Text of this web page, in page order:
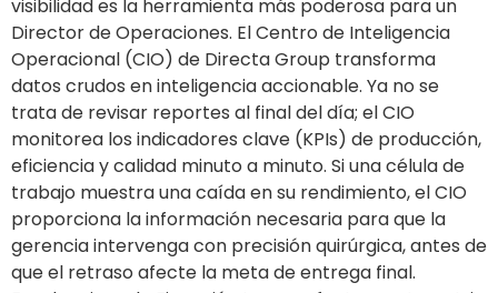
visibilidad es la herramienta más poderosa para un
Director de Operaciones. El Centro de Inteligencia
Operacional (CIO) de Directa Group transforma
datos crudos en inteligencia accionable. Ya no se
trata de revisar reportes al final del día; el CIO
monitorea los indicadores clave (KPIs) de producción,
eficiencia y calidad minuto a minuto. Si una célula de
trabajo muestra una caída en su rendimiento, el CIO
proporciona la información necesaria para que la
gerencia intervenga con precisión quirúrgica, antes de
que el retraso afecte la meta de entrega final.